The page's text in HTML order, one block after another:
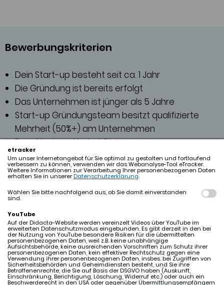
Bewerbungskriterien
Dein Start-up besteht seit ca. 1 Jahr
Die Gründung ist bereits erfolgt
Das Unternehmen ist jünger als 5 Jahre
Start-up Gründungsteam besitzt qualifizierte
Mehrheit (50%+) am Unternehmen
Dein Start-up fördert Bildung in einem
besonderem Maß - egal ob digital oder analog!
Ihr seid bereit, am Freitag, den 14.02.2025 an einer
Diskussionsrunde teilzunehmen.
Bewerbungsschluss 22. November 2024
DEIN PITCHDECK...
etracker
Um unser Internetangebot für Sie optimal zu gestalten und fortlaufend
verbessern zu können, verwenden wir das Webanalyse-Tool eTracker.
Weitere Informationen zur Verarbeitung Ihrer personenbezogenen Daten
erhalten Sie in unsererDatenschutzerklärung.
Wählen Sie bitte nachfolgend aus, ob Sie damit einverstanden
sind.
YouTube
Auf der Didacta-Website werden vereinzelt Videos über YouTube im
erweiterten Datenschutzmodus eingebunden. Es gibt derzeit in den bei
der Nutzung von YouTube besondere Risiken für die übermittelten
personenbezogenen Daten, weil z.B. keine unabhängige
Aufsichtsbehörde, keine ausreichenden Vorschriften zum Schutz ihrer
personenbezogenen Daten, kein effektiver Rechtschutz gegen eine
Verwendung ihrer personenbezogenen Daten, insbes. bei Zugriffen von
Sicherheitsbehörden und Geheimdiensten besteht, und Sie ihre
Betroffenenrechte, die Sie auf Basis der DSGVO haben (Auskunft,
Einschränkung, Berichtigung, Löschung, Widerruf etc.) oder auch ein
Beschwerderecht in den USA oder gegenüber Übermittlungsempfängern